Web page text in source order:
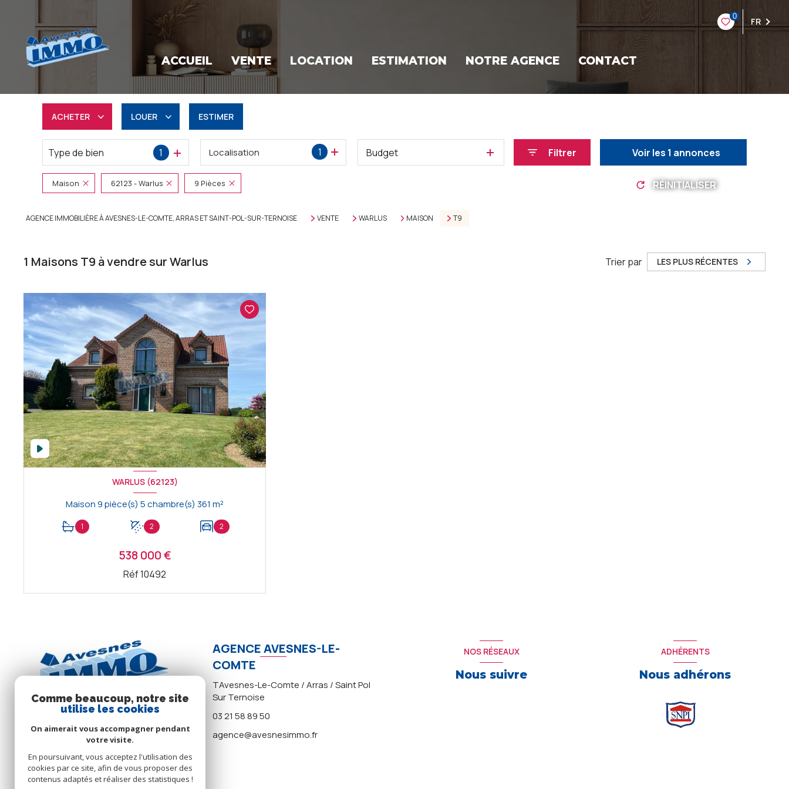
0 FR
ACCUEIL VENTE LOCATION ESTIMATION NOTRE AGENCE CONTACT
ACHETER
Résidentiel
Professionnel
LOUER
à l'année
Professionnel
ESTIMER
Type de bien 1 1
Localisation Budget Filtrer Voir les 1 annonces
Maison 62123 - Warlus 9 Pièces RÉINITIALISER
AGENCE IMMOBILIÈRE À AVESNES-LE-COMTE, ARRAS ET SAINT-POL-SUR-TERNOISE VENTE WARLUS MAISON T9
1 Maisons T9 à vendre sur Warlus Trier par LES PLUS RÉCENTES
WARLUS (62123)
Maison 9 pièce(s) 5 chambre(s) 361 m²
1 2 2
538 000 €
Réf 10492
AGENCE AVESNES-LE-
COMTE
TAvesnes-Le-Comte / Arras / Saint Pol
Sur Ternoise
03 21 58 89 50
agence@avesnesimmo.fr
NOS RÉSEAUX
Nous suivre
ADHÉRENTS
Nous adhérons
Comme beaucoup, notre site
utilise les cookies
On aimerait vous accompagner pendant
votre visite.
En poursuivant, vous acceptez l'utilisation des
cookies par ce site, afin de vous proposer des
contenus adaptés et réaliser des statistiques !